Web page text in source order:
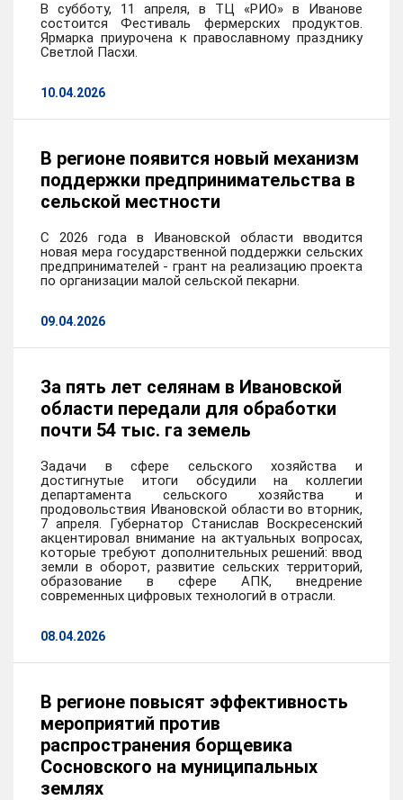
В субботу, 11 апреля, в ТЦ «РИО» в Иванове
состоится Фестиваль фермерских продуктов.
Ярмарка приурочена к православному празднику
Светлой Пасхи.
10.04.2026
В регионе появится новый механизм
поддержки предпринимательства в
сельской местности
С 2026 года в Ивановской области вводится
новая мера государственной поддержки сельских
предпринимателей - грант на реализацию проекта
по организации малой сельской пекарни.
09.04.2026
За пять лет селянам в Ивановской
области передали для обработки
почти 54 тыс. га земель
Задачи в сфере сельского хозяйства и
достигнутые итоги обсудили на коллегии
департамента сельского хозяйства и
продовольствия Ивановской области во вторник,
7 апреля. Губернатор Станислав Воскресенский
акцентировал внимание на актуальных вопросах,
которые требуют дополнительных решений: ввод
земли в оборот, развитие сельских территорий,
образование в сфере АПК, внедрение
современных цифровых технологий в отрасли.
08.04.2026
В регионе повысят эффективность
мероприятий против
распространения борщевика
Сосновского на муниципальных
землях